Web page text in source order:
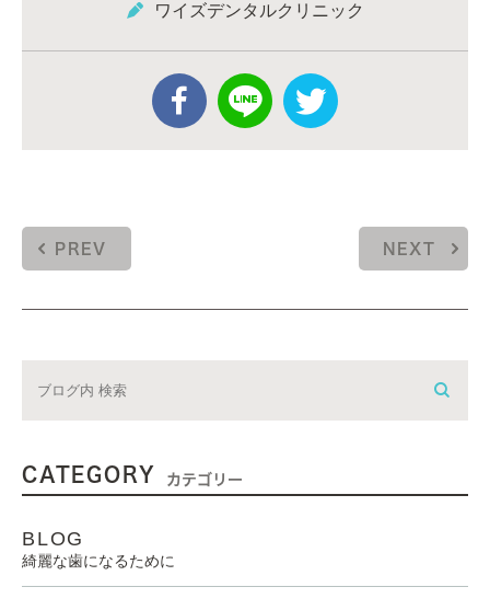
ワイズデンタルクリニック
PREV NEXT
CATEGORY カテゴリー
BLOG
綺麗な歯になるために